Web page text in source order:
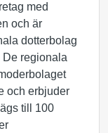
med
och är
dotterbolag
De regionala
och erbjuder
till 100